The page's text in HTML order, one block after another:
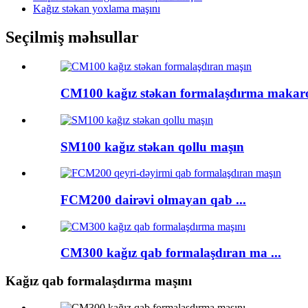
Kağız stəkan yoxlama maşını
Seçilmiş məhsullar
CM100 kağız stəkan formalaşdırma
SM100 kağız stəkan qollu maşın
FCM200 dairəvi olmayan qab ...
CM300 kağız qab formalaşdıran ma ...
Kağız qab formalaşdırma maşını